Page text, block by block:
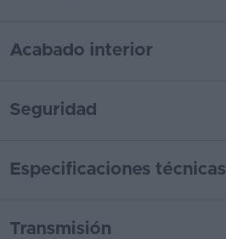
Acabado interior
Seguridad
Especificaciones técnicas
Transmisión